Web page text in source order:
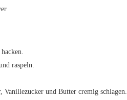
raspeln.
Vanillezucker und Butter cremig schlagen.